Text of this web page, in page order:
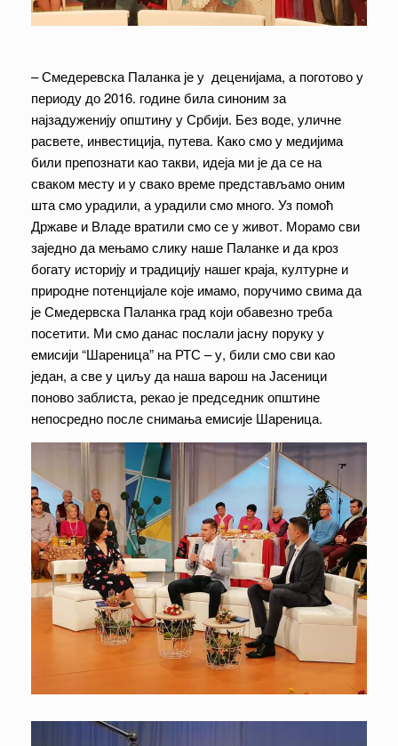
– Смедеревска Паланка је у деценијама, а поготово у
периоду до 2016. године била синоним за
најзадуженију општину у Србији. Без воде, уличне
расвете, инвестиција, путева. Како смо у медијима
били препознати као такви, идеја ми је да се на
сваком месту и у свако време представљамо оним
шта смо урадили, а урадили смо много. Уз помоћ
Државе и Владе вратили смо се у живот. Морамо сви
заједно да мењамо слику наше Паланке и да кроз
богату историју и традицију нашег краја, културне и
природне потенцијале које имамо, поручимо свима да
је Смедервска Паланка град који обавезно треба
посетити. Ми смо данас послали јасну поруку у
емисији “Шареница” на РТС – у, били смо сви као
један, а све у циљу да наша варош на Јасеници
поново заблиста, рекао је председник општине
непосредно после снимања емисије Шареница.